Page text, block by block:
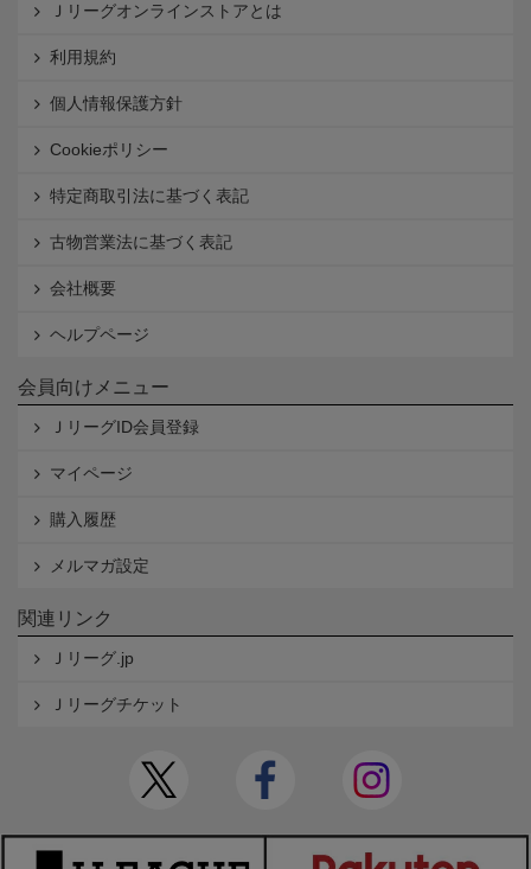
Ｊリーグオンラインストアとは
利用規約
個人情報保護方針
Cookieポリシー
特定商取引法に基づく表記
古物営業法に基づく表記
会社概要
ヘルプページ
会員向けメニュー
ＪリーグID会員登録
マイページ
購入履歴
メルマガ設定
関連リンク
Ｊリーグ.jp
Ｊリーグチケット